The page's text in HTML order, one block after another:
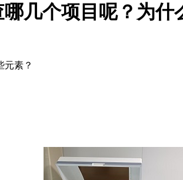
几个项目呢？为什
元素？